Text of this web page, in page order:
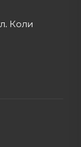
Коли